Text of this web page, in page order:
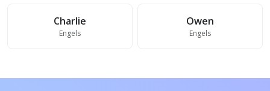
Charlie
Engels
Owen
Engels